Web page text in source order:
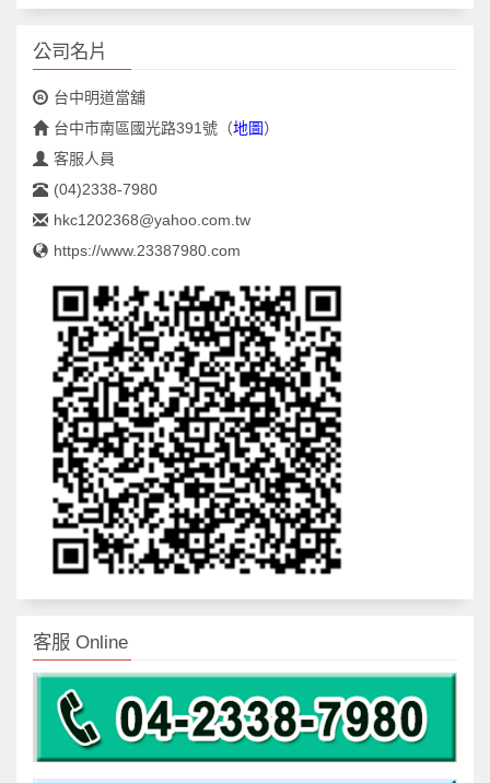
公司名片
台中明道當舖
台中市南區國光路391號 （地圖）
客服人員
(04)2338-7980
hkc1202368@yahoo.com.tw
https://www.23387980.com
客服 Online